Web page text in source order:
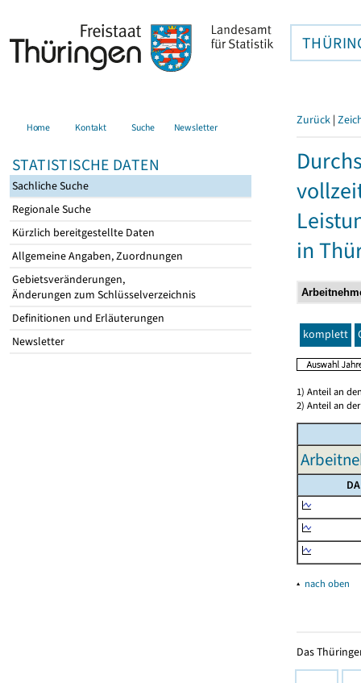
Home Kontakt Suche Newsletter
STATISTISCHE DATEN
Sachliche Suche
Regionale Suche
Kürzlich bereitgestellte Daten
Allgemeine Angaben, Zuordnungen
Gebietsveränderungen,
Änderungen zum Schlüsselverzeichnis
Definitionen und Erläuterungen
Newsletter
Zurück |
in
komplett
1) Anteil an
2) Anteil an
▴ nach oben
Das